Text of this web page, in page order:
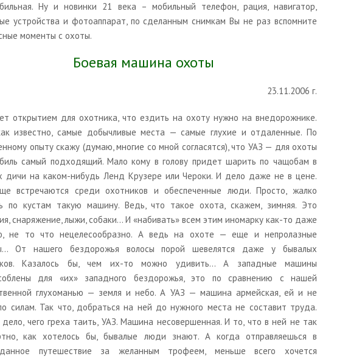
Ну и новинки 21 века – мобильный телефон, рация, навигатор,
устройства и фотоаппарат, по сделанным снимкам Вы не раз вспомните
моменты с охоты.
Боевая машина охоты
23.11.2006 г.
открытием для охотника, что ездить на охоту нужно на внедорожнике.
известно, самые добычливые места — самые глухие и отдаленные. По
опыту скажу (думаю, многие со мной согласятся), что УАЗ — для охоты
самый подходящий. Мало кому в голову придет шарить по чащобам в
дичи на каком-нибудь Ленд Крузере или Чероки. И дело даже не в цене.
встречаются среди охотников и обеспеченные люди. Просто, жалко
по кустам такую машину. Ведь, что такое охота, скажем, зимняя. Это
снаряжение, лыжи, собаки… И «набивать» всем этим иномарку как-то даже
не то что нецелесообразно. А ведь на охоте — еще и непролазные
От нашего бездорожья волосы порой шевелятся даже у бывалых
Казалось бы, чем их-то можно удивить… А западные машины
для «их» западного бездорожья, это по сравнению с нашей
глухоманью — земля и небо. А УАЗ — машина армейская, ей и не
силам. Так что, добраться на ней до нужного места не составит труда.
дело, чего греха таить, УАЗ. Машина несовершенная. И то, что в ней не так
как хотелось бы, бывалые люди знают. А когда отправляешься в
путешествие за желанным трофеем, меньше всего хочется